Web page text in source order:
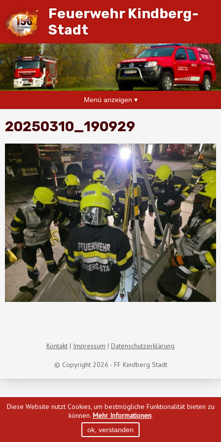
Feuerwehr Kindberg-
Stadt
Menü anzeigen ▾
20250310_190929
© Copyright 2026 - FF Kindberg Stadt
Kontakt Impressum Datenschutzerklärung
Diese Website nutzt Cookies, um bestmögliche Funktionalität bieten zu
können. Mehr Informationen.
ok, verstanden